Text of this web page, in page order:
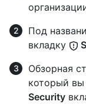
Под
вкладку
Обзорная
который вы
Security